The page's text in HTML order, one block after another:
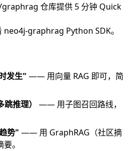
仓库提供 5 分钟 Quick
neo4j-graphrag Python SDK。
发生" —— 用向量 RAG 即可，简
推理）
—— 用子图召回路线，
势" —— 用 GraphRAG（社区摘
。